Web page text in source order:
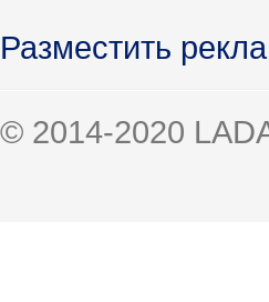
Разместить
© 2014-2020